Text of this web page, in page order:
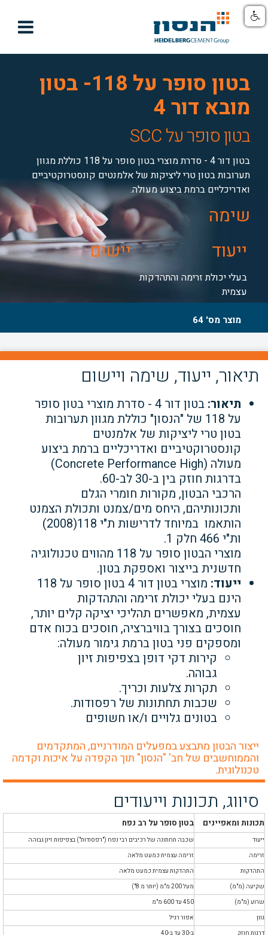

בטון סופר על 118- בטון
מובא דור 4
בטון סופר על SCC
בטון דור 4 - סדרת מוצרי בטון סופר על 118 כוללת מגוון
תערובות בטון טרי ליציקות של אלמנטים קונסטרוקטיביים
ואדריכליים ברמת ביצוע מעולה.
שימה
ייעוד
יישום
בעלי יכולת זרימה והתהדקות
עצמית
מוצר מס' 64
תיאור, ייעוד, שימה ויישום
תיאור:
בטון דור 4 - סדרת מוצרי בטון סופר
על 118 של "הנסון" כוללת מגוון תערובות
בטון טרי ליציקות של אלמנטים
קונסטרוקטיביים ואדריכליים ברמת ביצוע
מעולה (Concrete Performance High)
בדרגות חוזק בין ב-30 לב-60.
הרכבי הבטון, מקורות חומרי הגלם
ותכונותיהם, היחס מים/צמנט ותכולת הצמנט
הותאמו במיוחד לדרישות ת"י 118(2008)
ות"י 466 חלק 1.
מוצרי הבטון סופר על 118 מהווים טכנולוגיה
חדשנית בייצור ואספקת בטון.
ייעוד:
מוצרי בטון דור 4 בטון סופר על 118
הינם בעלי יכולת זרימה והתהדקות
עצמית, מאפשרים תהליכי יציקה קלים יותר,
חוסכים בצורך בוויברציה, חוסכים בכוח אדם
ומספקים פני בטון ברמת גימור מעולה:
קירות דקי דופן בצפיפות זיון
גבוהה.
תקרות צלעות וכריך.
שכבות תחתונות של רפסודות.
בטונים גלויים ו/או חשופים
ייצור הבטון מתבצע במפעלים המודרניים, המתקדמים
והממוחשבים של חב' "הנסון" תוך הקפדה על איכות וקדמה
טכנולוגית.
סיווג, תכונות וייעודים
תכונות ומאפיינים בטון סופר על רב נפח
ייעוד
שכבה תחתונה של רכיבים רבי נפח ("רפסודות") בצפיפות זיון גבוהה
זרימה
זרימה עצמית כמעט מלאה
התהדקות
התהדקות עצמית כמעט מלאה
שקיעה (מ"מ)
מעל 200 מ"מ (יותר מ 8")
שרוע (מ"מ)
450 עד 600 מ"מ
גוון
אפור רגיל
דרגות חוזק
ב-30 עד ב-40